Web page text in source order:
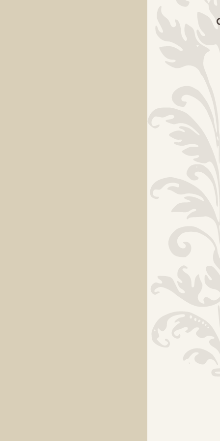
se
zahtevni v
pri
namreč
največ
lonci. V
igrače
tega pa
prav
vsega,
V kolikor bo
cenil. Več o